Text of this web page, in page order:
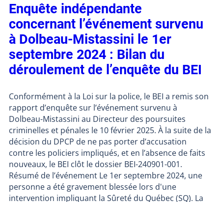
Enquête indépendante
concernant l’événement survenu
à Dolbeau-Mistassini le 1er
septembre 2024 : Bilan du
déroulement de l’enquête du BEI
Conformément à la Loi sur la police, le BEI a remis son
rapport d’enquête sur l’événement survenu à
Dolbeau-Mistassini au Directeur des poursuites
criminelles et pénales le 10 février 2025. À la suite de la
décision du DPCP de ne pas porter d’accusation
contre les policiers impliqués, et en l’absence de faits
nouveaux, le BEI clôt le dossier BEI-240901-001.
Résumé de l’événement Le 1er septembre 2024, une
personne a été gravement blessée lors d'une
intervention impliquant la Sûreté du Québec (SQ). La